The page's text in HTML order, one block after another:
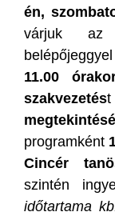
én,
várjuk az
11.00
szakvezetés
programként
Cincér
szintén
időtartama